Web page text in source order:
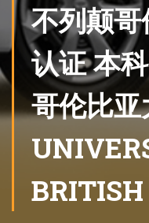
不列颠
认证 本
哥伦比